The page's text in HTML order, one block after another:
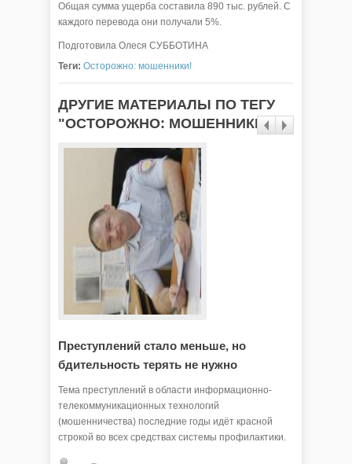
Общая сумма ущерба составила 890 тыс. рублей. С
каждого перевода они получали 5%.
Подготовила Олеся СУББОТИНА
Теги: Осторожно: мошенники!
ДРУГИЕ МАТЕРИАЛЫ ПО ТЕГУ
"ОСТОРОЖНО: МОШЕННИКИ!"
Преступлений стало меньше, но
бдительность терять не нужно
Тема преступлений в области информационно-
телекоммуникационных технологий
(мошенничества) последние годы идёт красной
строкой во всех средствах системы профилактики.